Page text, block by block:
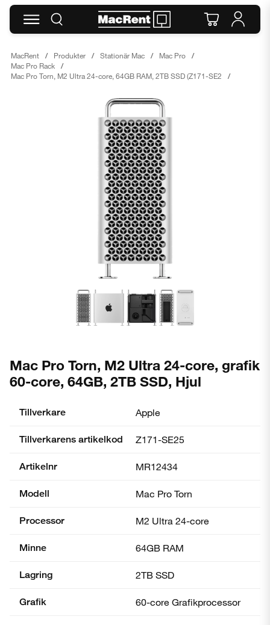
MacRent Produkter Stationär Mac
Mac Pro
Mac Pro Rack
Mac Pro Torn, M2 Ultra 24-core, 64GB RAM, 2TB SSD (Z171-SE2
Mac Pro Torn, M2 Ultra 24-core, grafik
60-core, 64GB, 2TB SSD, Hjul
Tillverkare Apple
Tillverkarens artikelkod Z171-SE25
Artikelnr MR12434
Modell Mac Pro Torn
Processor M2 Ultra 24-core
Minne 64GB RAM
Lagring 2TB SSD
Grafik 60-core Grafik­processor